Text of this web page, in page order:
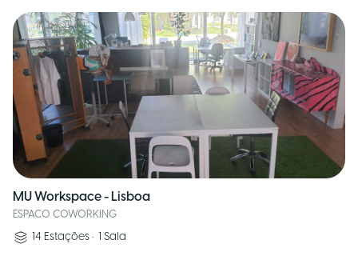
MU Workspace - Lisboa
ESPACO COWORKING
14 Estações • 1 Sala